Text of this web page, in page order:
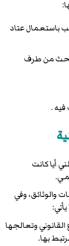
باستعمال عتاد
من طرف
.
أيا كانت
والوثائق، وفي
وتعالجها
بها.